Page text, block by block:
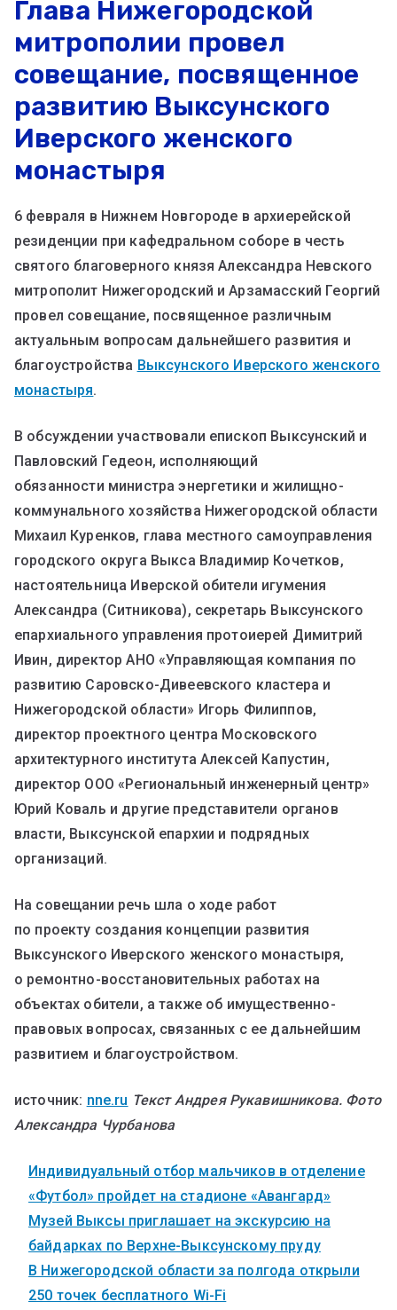
Глава Нижегородской
митрополии провел
совещание, посвященное
развитию Выксунского
Иверского женского
монастыря
6 февраля в Нижнем Новгороде в архиерейской
резиденции при кафедральном соборе в честь
святого благоверного князя Александра Невского
митрополит Нижегородский и Арзамасский Георгий
провел совещание, посвященное различным
актуальным вопросам дальнейшего развития и
благоустройства Выксунского Иверского женского
монастыря.
В обсуждении участвовали епископ Выксунский и
Павловский Гедеон, исполняющий
обязанности министра энергетики и жилищно-
коммунального хозяйства Нижегородской области
Михаил Куренков, глава местного самоуправления
городского округа Выкса Владимир Кочетков,
настоятельница Иверской обители игумения
Александра (Ситникова), секретарь Выксунского
епархиального управления протоиерей Димитрий
Ивин, директор АНО «Управляющая компания по
развитию Саровско-Дивеевского кластера и
Нижегородской области» Игорь Филиппов,
директор проектного центра Московского
архитектурного института Алексей Капустин,
директор ООО «Региональный инженерный центр»
Юрий Коваль и другие представители органов
власти, Выксунской епархии и подрядных
организаций.
На совещании речь шла о ходе работ
по проекту создания концепции развития
Выксунского Иверского женского монастыря,
о ремонтно-восстановительных работах на
объектах обители, а также об имущественно-
правовых вопросах, связанных с ее дальнейшим
развитием и благоустройством.
источник: nne.ru Текст Андрея Рукавишникова. Фото
Александра Чурбанова
Индивидуальный отбор мальчиков в отделение
«Футбол» пройдет на стадионе «Авангард»
Музей Выксы приглашает на экскурсию на
байдарках по Верхне-Выксунскому пруду
В Нижегородской области за полгода открыли
250 точек бесплатного Wi-Fi